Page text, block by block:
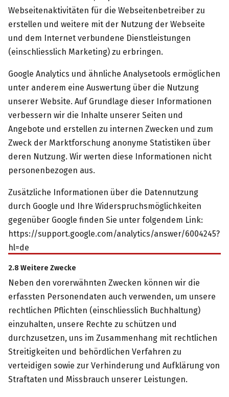
Webseitenaktivitäten für die Webseitenbetreiber zu
erstellen und weitere mit der Nutzung der Webseite
und dem Internet verbundene Dienstleistungen
(einschliesslich Marketing) zu erbringen.
Google Analytics und ähnliche Analysetools ermöglichen
unter anderem eine Auswertung über die Nutzung
unserer Website. Auf Grundlage dieser Informationen
verbessern wir die Inhalte unserer Seiten und
Angebote und erstellen zu internen Zwecken und zum
Zweck der Marktforschung anonyme Statistiken über
deren Nutzung. Wir werten diese Informationen nicht
personenbezogen aus.
Zusätzliche Informationen über die Datennutzung
durch Google und Ihre Widerspruchsmöglichkeiten
gegenüber Google finden Sie unter folgendem Link:
https://support.google.com/analytics/answer/6004245?
hl=de
2.8 Weitere Zwecke
Neben den vorerwähnten Zwecken können wir die
erfassten Personendaten auch verwenden, um unsere
rechtlichen Pflichten (einschliesslich Buchhaltung)
einzuhalten, unsere Rechte zu schützen und
durchzusetzen, uns im Zusammenhang mit rechtlichen
Streitigkeiten und behördlichen Verfahren zu
verteidigen sowie zur Verhinderung und Aufklärung von
Straftaten und Missbrauch unserer Leistungen.